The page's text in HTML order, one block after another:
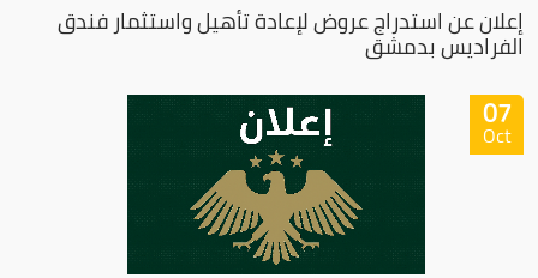
إعلان عن استدراج عروض لإعادة تأهيل واستثمار فندق
الفراديس بدمشق
07
Oct